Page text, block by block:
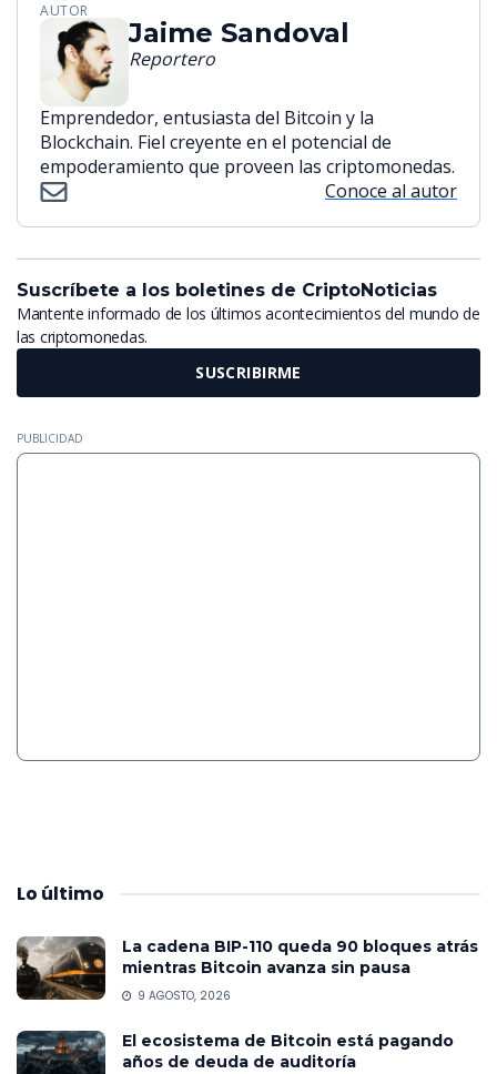
AUTOR
Jaime Sandoval
Reportero
Emprendedor, entusiasta del Bitcoin y la
Blockchain. Fiel creyente en el potencial de
empoderamiento que proveen las criptomonedas.
Conoce al autor
Suscríbete a los boletines de CriptoNoticias
Mantente informado de los últimos acontecimientos del mundo de
las criptomonedas.
SUSCRIBIRME
PUBLICIDAD
Lo último
La cadena BIP-110 queda 90 bloques atrás
mientras Bitcoin avanza sin pausa
9 AGOSTO, 2026
El ecosistema de Bitcoin está pagando
años de deuda de auditoría